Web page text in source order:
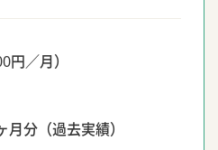
円／月）
分（過去実績）